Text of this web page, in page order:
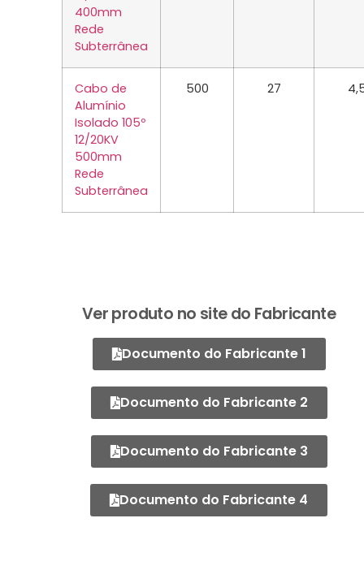
400mm
Rede
Subterrânea
Cabo de
Alumínio
Isolado 105º
12/20KV
500mm
Rede
Subterrânea
500 27
Ver produto no site do Fabricante
Documento do Fabricante 1
Documento do Fabricante 2
Documento do Fabricante 3
Documento do Fabricante 4